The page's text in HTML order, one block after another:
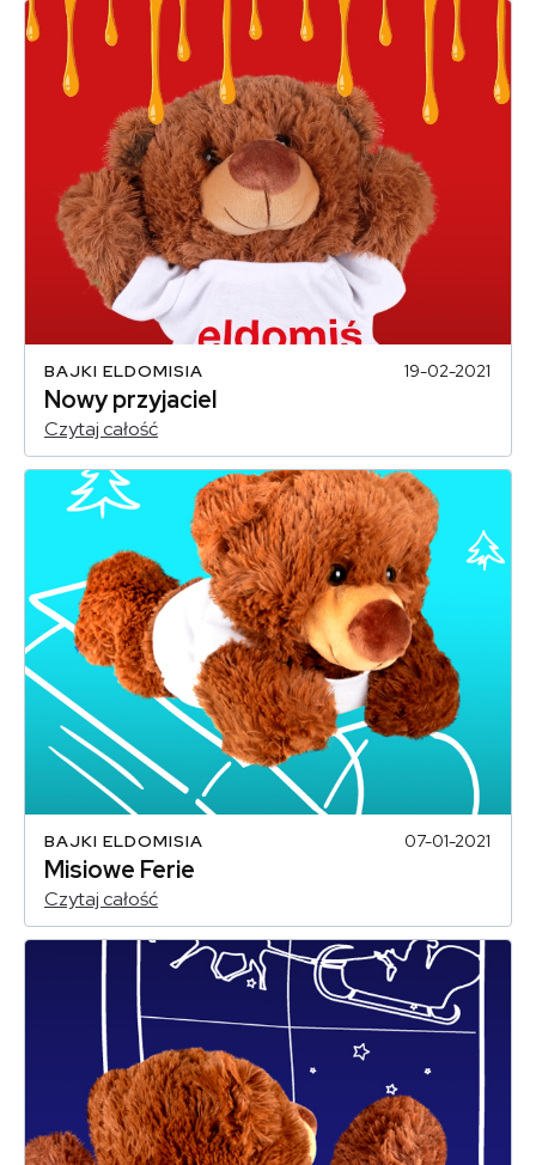
BAJKI ELDOMISIA 19-02-2021
Nowy przyjaciel
Czytaj całość
BAJKI ELDOMISIA 07-01-2021
Misiowe Ferie
Czytaj całość